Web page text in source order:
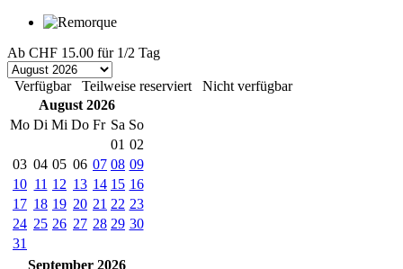
Ab CHF 15.00 für 1/2 Tag
Verfügbar Teilweise reserviert
Nicht verfügbar
August 2026
Mo Di Mi Do Fr Sa So
01 02
03 04 05 06 07 08 09
10 11 12 13 14 15 16
17 18 19 20 21 22 23
24 25 26 27 28 29 30
31
September 2026